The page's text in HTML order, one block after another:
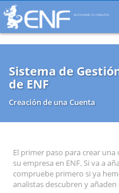
Acelerando la Industria
Sistema de
de ENF
Creación de una Cuenta
El primer paso para crear
su empresa en ENF. Si va a
compruebe primero si ya
analistas descubren y